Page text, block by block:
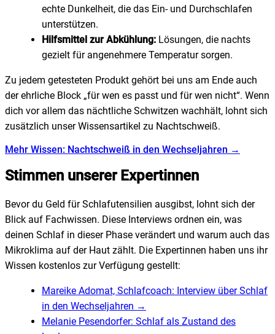
echte Dunkelheit, die das Ein- und Durchschlafen
unterstützen.
Hilfsmittel zur Abkühlung: Lösungen, die nachts
gezielt für angenehmere Temperatur sorgen.
Zu jedem getesteten Produkt gehört bei uns am Ende auch
der ehrliche Block „für wen es passt und für wen nicht“. Wenn
dich vor allem das nächtliche Schwitzen wachhält, lohnt sich
zusätzlich unser Wissensartikel zu Nachtschweiß.
Mehr Wissen: Nachtschweiß in den Wechseljahren →
Stimmen unserer Expertinnen
Bevor du Geld für Schlafutensilien ausgibst, lohnt sich der
Blick auf Fachwissen. Diese Interviews ordnen ein, was
deinen Schlaf in dieser Phase verändert und warum auch das
Mikroklima auf der Haut zählt. Die Expertinnen haben uns ihr
Wissen kostenlos zur Verfügung gestellt:
Mareike Adomat, Schlafcoach: Interview über Schlaf
in den Wechseljahren →
Melanie Pesendorfer: Schlaf als Zustand des